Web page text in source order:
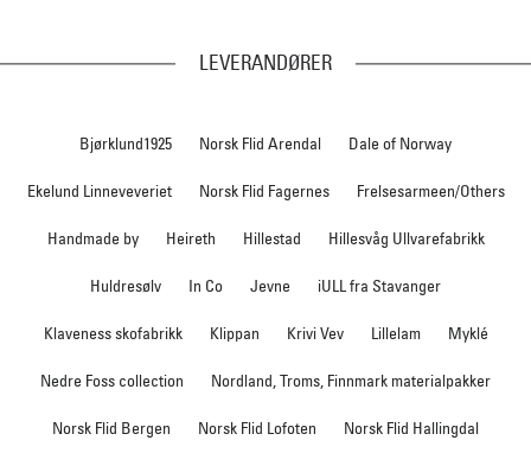
LEVERANDØRER
Bjørklund1925 Norsk Flid Arendal Dale of Norway
Ekelund Linneveveriet Norsk Flid Fagernes Frelsesarmeen/Others
Handmade by Heireth Hillestad Hillesvåg Ullvarefabrikk
Huldresølv In Co Jevne iULL fra Stavanger
Klaveness skofabrikk Klippan Krivi Vev Lillelam Myklé
Nedre Foss collection Nordland, Troms, Finnmark materialpakker
Norsk Flid Bergen Norsk Flid Lofoten Norsk Flid Hallingdal